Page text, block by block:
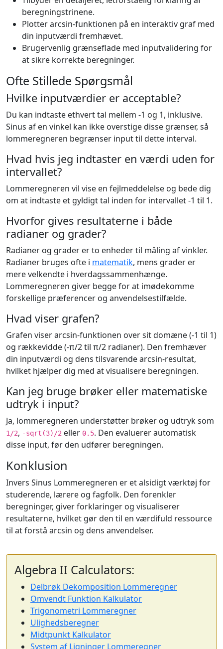
beregningstrinene.
Plotter arcsin-funktionen på en interaktiv graf med
din inputværdi fremhævet.
Brugervenlig grænseflade med inputvalidering for
at sikre korrekte beregninger.
Ofte Stillede Spørgsmål
Hvilke inputværdier er acceptable?
Du kan indtaste ethvert tal mellem -1 og 1, inklusive.
Sinus af en vinkel kan ikke overstige disse grænser, så
lommeregneren begrænser input til dette interval.
Hvad hvis jeg indtaster en værdi uden for
intervallet?
Lommeregneren vil vise en fejlmeddelelse og bede dig
om at indtaste et gyldigt tal inden for intervallet -1 til 1.
Hvorfor gives resultaterne i både
radianer og grader?
Radianer og grader er to enheder til måling af vinkler.
Radianer bruges ofte i matematik, mens grader er
mere velkendte i hverdagssammenhænge.
Lommeregneren giver begge for at imødekomme
forskellige præferencer og anvendelsestilfælde.
Hvad viser grafen?
Grafen viser arcsin-funktionen over sit domæne (-1 til 1)
og rækkevidde (-π/2 til π/2 radianer). Den fremhæver
din inputværdi og dens tilsvarende arcsin-resultat,
hvilket hjælper dig med at visualisere beregningen.
Kan jeg bruge brøker eller matematiske
udtryk i input?
Ja, lommeregneren understøtter brøker og udtryk som
1/2, -sqrt(3)/2 eller 0.5. Den evaluerer automatisk
disse input, før den udfører beregningen.
Konklusion
Invers Sinus Lommeregneren er et alsidigt værktøj for
studerende, lærere og fagfolk. Den forenkler
beregninger, giver forklaringer og visualiserer
resultaterne, hvilket gør den til en værdifuld ressource
til at forstå arcsin og dens anvendelser.
Algebra II Calculators:
Delbrøk Dekomposition Lommeregner
Omvendt Funktion Kalkulator
Trigonometri Lommeregner
Ulighedsberegner
Midtpunkt Kalkulator
System af Ligninger Lommeregner